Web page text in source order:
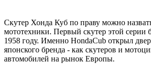
Скутер Хонда Куб по праву можно
мототехники. Первый скутер этой
1958 году. Именно HondaCub открыл
японского бренда - как скутеров и
автомобилей на рынок Европы.